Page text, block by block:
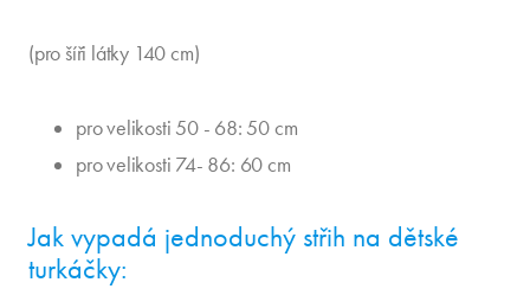
(pro šíři látky 140 cm)
pro velikosti 50 - 68: 50 cm
pro velikosti 74- 86: 60 cm
Jak vypadá jednoduchý střih na dětské
turkáčky: